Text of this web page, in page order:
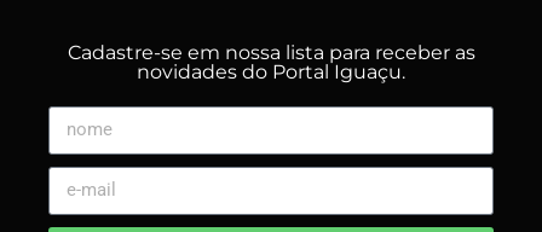
Cadastre-se em nossa lista para receber as
novidades do Portal Iguaçu.